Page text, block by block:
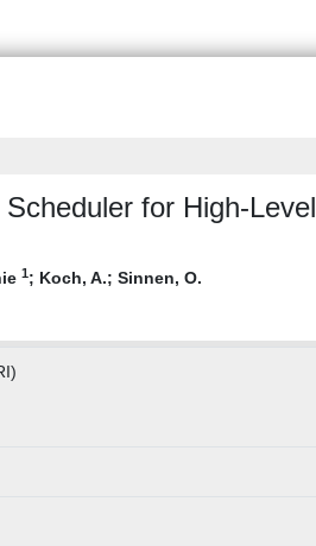
for High-Level
1; Koch, A.; Sinnen, O.